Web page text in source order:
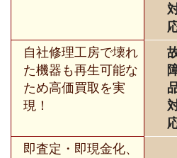
自社修理工房で壊れ
た機器も再生可能な
ため高価買取を実
現！
即査定・即現金化、